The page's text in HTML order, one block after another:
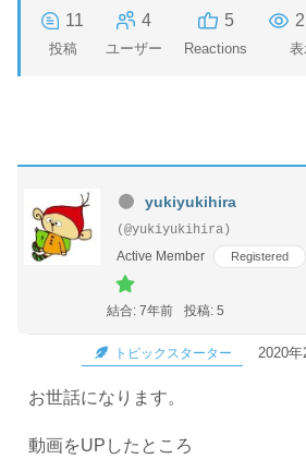
11
投稿
4
ユーザー
5
Reactions
yukiyukihira
(@yukiyukihira)
Active Member
Registered
結合: 7年前 投稿: 5
トピックスターター 2020
お世話になります。
動画をUPしたところ